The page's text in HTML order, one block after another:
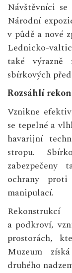
Návštěvníci
Národní
v půdě a nové
Lednicko-
také výrazně
sbírkových
Rozsáhlí
Vznikne
se tepelné a
havarijní
stropu.
zabezpečeny
ochrany
manipulací.
a podkroví,
prostorách,
Muzeum
druhého